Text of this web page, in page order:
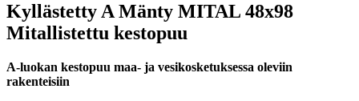
Kyllästetty A Mänty MITAL 48x98
Mitallistettu kestopuu
A-luokan kestopuu maa- ja vesikosketuksessa oleviin
rakenteisiin